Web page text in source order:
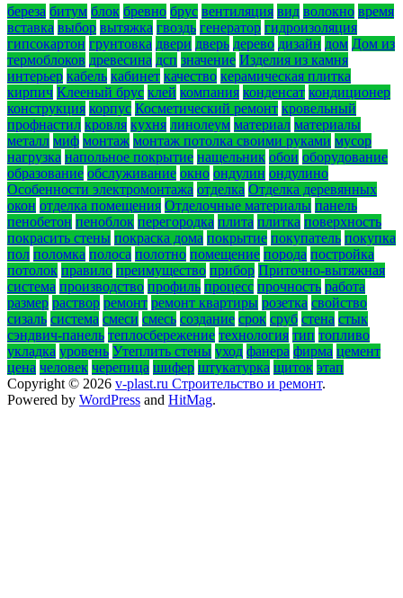
береза битум блок бревно брус вентиляция вид волокно время
вставка выбор вытяжка гвоздь генератор гидроизоляция
гипсокартон грунтовка двери дверь дерево дизайн дом Дом из
термоблоков древесина дсп значение Изделия из камня
интерьер кабель кабинет качество керамическая плитка
кирпич Клееный брус клей компания конденсат кондиционер
конструкция корпус Косметический ремонт кровельный
профнастил кровля кухня линолеум материал материалы
металл миф монтаж монтаж потолка своими руками мусор
нагрузка напольное покрытие нащельник обои оборудование
образование обслуживание окно ондулин ондулино
Особенности электромонтажа отделка Отделка деревянных
окон отделка помещения Отделочные материалы панель
пенобетон пеноблок перегородка плита плитка поверхность
покрасить стены покраска дома покрытие покупатель покупка
пол поломка полоса полотно помещение порода постройка
потолок правило преимущество прибор Приточно-вытяжная
система производство профиль процесс прочность работа
размер раствор ремонт ремонт квартиры розетка свойство
сизаль система смеси смесь создание срок сруб стена стык
сэндвич-панель теплосбережение технология тип топливо
укладка уровень Утеплить стены уход фанера фирма цемент
цена человек черепица шифер штукатурка щиток этап
Copyright © 2026 v-plast.ru Строительство и ремонт.
Powered by WordPress and HitMag.